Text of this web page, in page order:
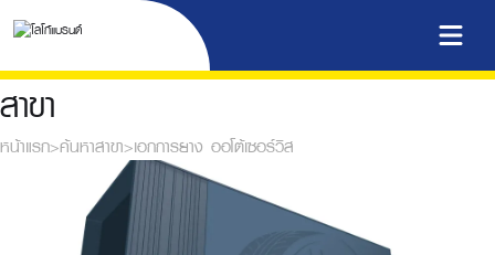
สาขา
หน้าแรก>ค้นหาสาขา>เอกการยาง ออโต้เซอร์วิส